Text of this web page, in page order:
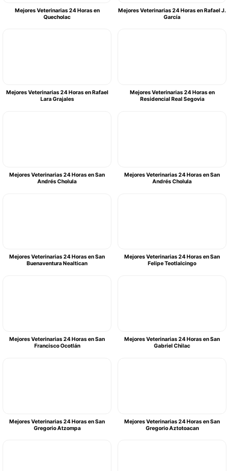
Mejores Veterinarias 24 Horas en
Quecholac
Mejores Veterinarias 24 Horas en Rafael J.
García
Mejores Veterinarias 24 Horas en Rafael
Lara Grajales
Mejores Veterinarias 24 Horas en
Residencial Real Segovia
Mejores Veterinarias 24 Horas en San
Andrés Cholula
Mejores Veterinarias 24 Horas en San
Andrés Cholula
Mejores Veterinarias 24 Horas en San
Buenaventura Nealtican
Mejores Veterinarias 24 Horas en San
Felipe Teotlalcingo
Mejores Veterinarias 24 Horas en San
Francisco Ocotlán
Mejores Veterinarias 24 Horas en San
Gabriel Chilac
Mejores Veterinarias 24 Horas en San
Gregorio Atzompa
Mejores Veterinarias 24 Horas en San
Gregorio Aztotoacan